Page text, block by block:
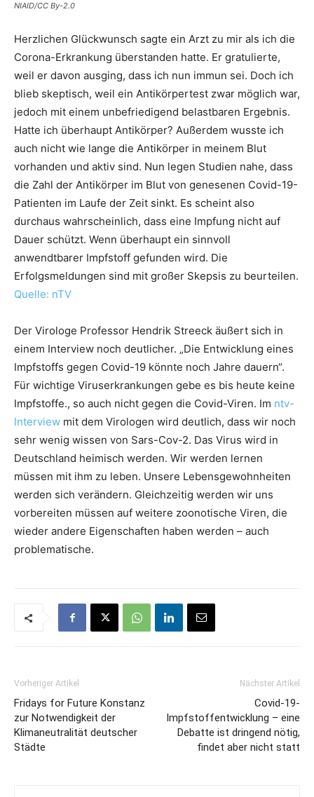
NIAID/CC By-2.0
Herzlichen Glückwunsch sagte ein Arzt zu mir als ich die
Corona-Erkrankung überstanden hatte. Er gratulierte,
weil er davon ausging, dass ich nun immun sei. Doch ich
blieb skeptisch, weil ein Antikörpertest zwar möglich war,
jedoch mit einem unbefriedigend belastbaren Ergebnis.
Hatte ich überhaupt Antikörper? Außerdem wusste ich
auch nicht wie lange die Antikörper in meinem Blut
vorhanden und aktiv sind. Nun legen Studien nahe, dass
die Zahl der Antikörper im Blut von genesenen Covid-19-
Patienten im Laufe der Zeit sinkt. Es scheint also
durchaus wahrscheinlich, dass eine Impfung nicht auf
Dauer schützt. Wenn überhaupt ein sinnvoll
anwendtbarer Impfstoff gefunden wird. Die
Erfolgsmeldungen sind mit großer Skepsis zu beurteilen.
Quelle: nTV
Der Virologe Professor Hendrik Streeck äußert sich in
einem Interview noch deutlicher. „Die Entwicklung eines
Impfstoffs gegen Covid-19 könnte noch Jahre dauern“.
Für wichtige Viruserkrankungen gebe es bis heute keine
Impfstoffe., so auch nicht gegen die Covid-Viren. Im ntv-
Interview mit dem Virologen wird deutlich, dass wir noch
sehr wenig wissen von Sars-Cov-2. Das Virus wird in
Deutschland heimisch werden. Wir werden lernen
müssen mit ihm zu leben. Unsere Lebensgewohnheiten
werden sich verändern. Gleichzeitig werden wir uns
vorbereiten müssen auf weitere zoonotische Viren, die
wieder andere Eigenschaften haben werden – auch
problematische.
Vorheriger Artikel
Fridays for Future Konstanz
zur Notwendigkeit der
Klimaneutralität deutscher
Städte
Nächster Artikel
Covid-19-
Impfstoffentwicklung – eine
Debatte ist dringend nötig,
findet aber nicht statt